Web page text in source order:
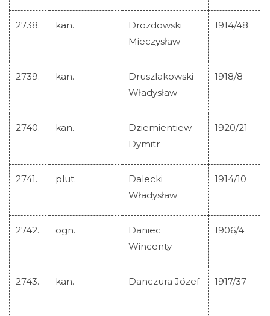
2738. kan.
Drozdowski
Mieczysław
1914/48
2739. kan.
Druszlakowski
Władysław
1918/8
2740. kan.
Dziemientiew
Dymitr
1920/21
2741. plut.
Dalecki
Władysław
1914/10
2742. ogn.
Daniec
Wincenty
1906/4
2743. kan. Danczura Józef 1917/37